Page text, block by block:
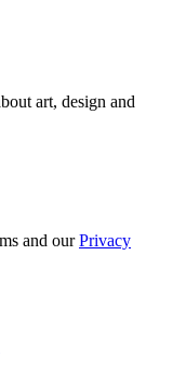
art, design and
and ourPrivacy